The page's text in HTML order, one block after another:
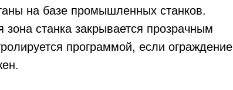
на базе промышленных станков.
станка закрывается прозрачным
программой, если ограждение